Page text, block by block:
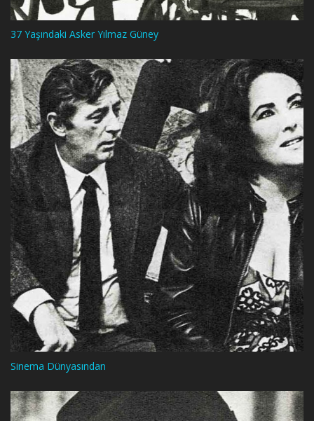
37 Yaşındaki Asker Yılmaz Güney
Sinema Dünyasından